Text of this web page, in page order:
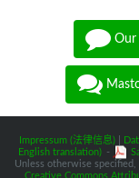
Our
Impressum (法律信息)|
English translation) -
Unless otherwise
Creative Commons